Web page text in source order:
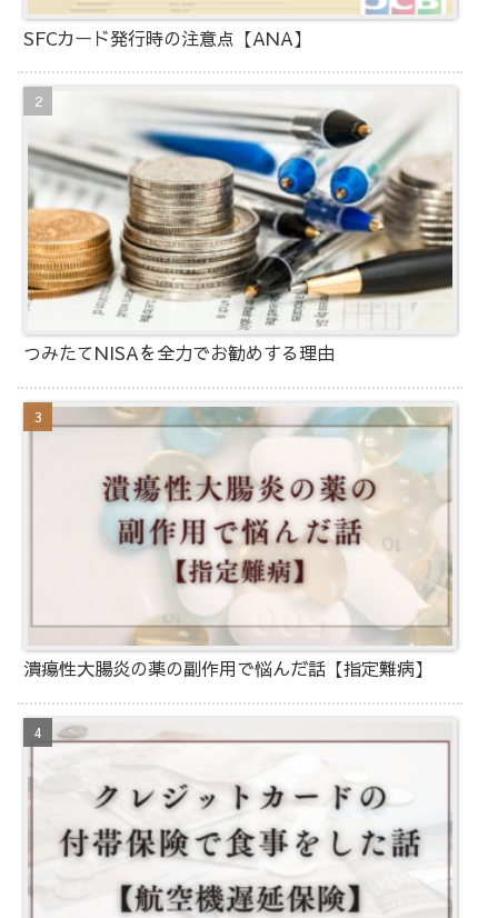
SFCカード発行時の注意点【ANA】
つみたてNISAを全力でお勧めする理由
潰瘍性大腸炎の薬の副作用で悩んだ話【指定難病】